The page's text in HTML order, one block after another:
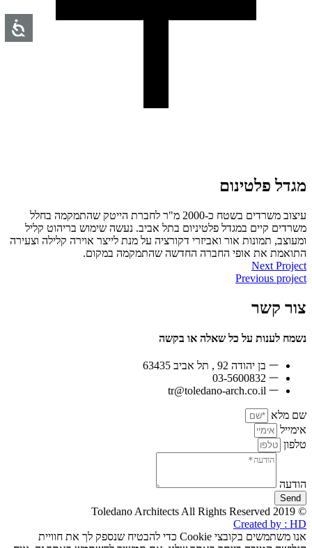
מגדל פלטינום
עיצוב משרדים בשטח כ-2000 מ"ר לחברת הייטק שהתמקמה בחלל
משרדים קיים במגדל פלטיניום בתל אביב. נעשה שימוש בריהוט קליל
ומעוצב, תמונות אור ואביזרי דקורציה על מנת לייצר אוירה קלילה וצעירה
התואמת את אופי החברה החדשה שהתמקמה במקום.
Next Project
Previous project
צור קשר
נשמח לענות על כל שאלה או בקשה
בן יהודה 92 , תל אביב 63435
03-5600832
tr@toledano-arch.co.il
שם מלא
אימייל
טלפון
הודעה
Send
© 2019 Toledano Architects All Rights Reserved
Created by : HD
אנו משתמשים בקובצי Cookie כדי להבטיח שנספק לך את חוויית